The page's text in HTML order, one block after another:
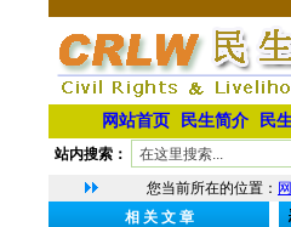
网站首页 民生简介 民
站内搜索：
您当前所在的位置：
相 关 文 章